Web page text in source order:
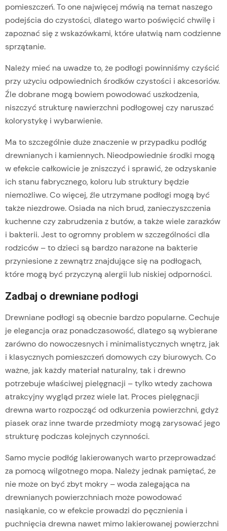
pomieszczeń. To one najwięcej mówią na temat naszego
podejścia do czystości, dlatego warto poświęcić chwilę i
zapoznać się z wskazówkami, które ułatwią nam codzienne
sprzątanie.
Należy mieć na uwadze to, że podłogi powinniśmy czyścić
przy użyciu odpowiednich środków czystości i akcesoriów.
Źle dobrane mogą bowiem powodować uszkodzenia,
niszczyć strukturę nawierzchni podłogowej czy naruszać
kolorystykę i wybarwienie.
Ma to szczególnie duże znaczenie w przypadku podłóg
drewnianych i kamiennych. Nieodpowiednie środki mogą
w efekcie całkowicie je zniszczyć i sprawić, że odzyskanie
ich stanu fabrycznego, koloru lub struktury będzie
niemożliwe. Co więcej, źle utrzymane podłogi mogą być
także niezdrowe. Osiada na nich brud, zanieczyszczenia
kuchenne czy zabrudzenia z butów, a także wiele zarazków
i bakterii. Jest to ogromny problem w szczególności dla
rodziców – to dzieci są bardzo narażone na bakterie
przyniesione z zewnątrz znajdujące się na podłogach,
które mogą być przyczyną alergii lub niskiej odporności.
Zadbaj o drewniane podłogi
Drewniane podłogi są obecnie bardzo popularne. Cechuje
je elegancja oraz ponadczasowość, dlatego są wybierane
zarówno do nowoczesnych i minimalistycznych wnętrz, jak
i klasycznych pomieszczeń domowych czy biurowych. Co
ważne, jak każdy materiał naturalny, tak i drewno
potrzebuje właściwej pielęgnacji – tylko wtedy zachowa
atrakcyjny wygląd przez wiele lat. Proces pielęgnacji
drewna warto rozpocząć od odkurzenia powierzchni, gdyż
piasek oraz inne twarde przedmioty mogą zarysować jego
strukturę podczas kolejnych czynności.
Samo mycie podłóg lakierowanych warto przeprowadzać
za pomocą wilgotnego mopa. Należy jednak pamiętać, że
nie może on być zbyt mokry – woda zalegająca na
drewnianych powierzchniach może powodować
nasiąkanie, co w efekcie prowadzi do pęcznienia i
puchnięcia drewna nawet mimo lakierowanej powierzchni